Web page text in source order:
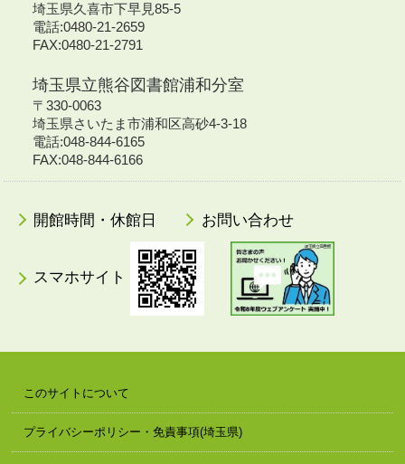
埼玉県久喜市下早見85-5
電話:0480-21-2659
FAX:0480-21-2791
埼玉県立熊谷図書館浦和分室
〒330-0063
埼玉県さいたま市浦和区高砂4-3-18
電話:048-844-6165
FAX:048-844-6166
開館時間・休館日 お問い合わせ
スマホサイト
このサイトについて
プライバシーポリシー・免責事項(埼玉県)